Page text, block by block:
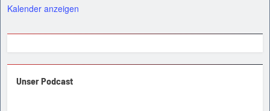
Kalender anzeigen
Unser Podcast